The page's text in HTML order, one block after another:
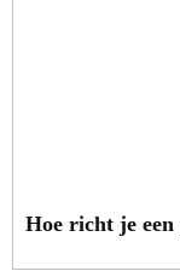
Hoe richt je